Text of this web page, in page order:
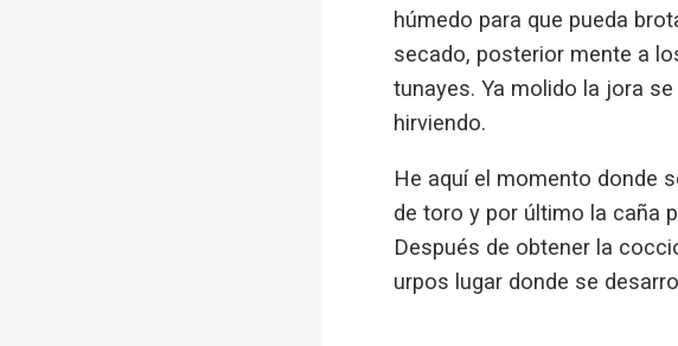
húmedo para que pueda
secado, posterior mente a
tunayes. Ya molido la jora
hirviendo.
He aquí el momento donde
de toro y por último la caña
Después de obtener la
urpos lugar donde se